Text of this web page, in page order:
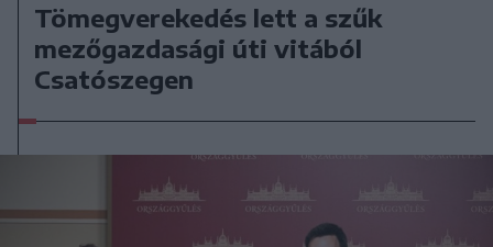
Tömegverekedés lett a szűk
mezőgazdasági úti vitából
Csatószegen